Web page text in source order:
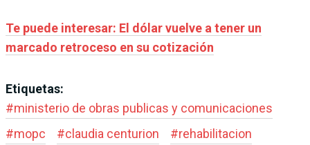
Te puede interesar: El dólar vuelve a tener un
marcado retroceso en su cotización
Etiquetas:
#ministerio de obras publicas y comunicaciones
#mopc #claudia centurion #rehabilitacion